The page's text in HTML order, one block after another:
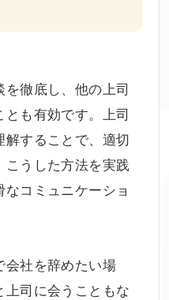
徹底し、他の上司
も有効です。上司
することで、適切
こうした方法を実践
コミュニケーショ
会社を辞めたい場
上司に会うこともな